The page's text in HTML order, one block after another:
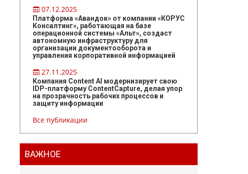
07.12.2025
Платформа «Авандок» от компании «КОРУС
Консалтинг», работающая на базе
операционной системы «Альт», создаст
автономную инфраструктуру для
организации документооборота и
управления корпоративной информацией
27.11.2025
Компания Content AI модернизирует свою
IDP-платформу ContentCapture, делая упор
на прозрачность рабочих процессов и
защиту информации
Все публикации
ВАЖНОЕ